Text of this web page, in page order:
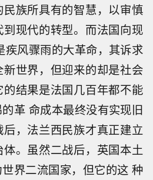
族所具有的智慧，以审慎
现代的转型。而法国向现
疾风骤雨的大革命，其诉求
世界，但迎来的却是社会
结果是法国几百年都不能
革 命成本最终没有实现旧
，法兰西民族才真正建立
。虽然二战后，英国本土
界二流国家，但它的这 种